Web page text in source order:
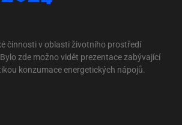
činnosti v oblasti životního prostředí
zde možno vidět prezentace zabývající
konzumace energetických nápojů.